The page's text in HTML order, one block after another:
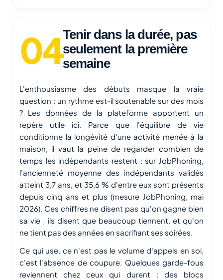
Tenir dans la durée, pas
seulement la première
semaine
L'enthousiasme des débuts masque la vraie
question : un rythme est-il soutenable sur des mois
? Les données de la plateforme apportent un
repère utile ici. Parce que l'équilibre de vie
conditionne la longévité d'une activité menée à la
maison, il vaut la peine de regarder combien de
temps les indépendants restent : sur JobPhoning,
l'ancienneté moyenne des indépendants validés
atteint 3,7 ans, et 35,6 % d'entre eux sont présents
depuis cinq ans et plus (mesure JobPhoning, mai
2026). Ces chiffres ne disent pas qu'on gagne bien
sa vie ; ils disent que beaucoup tiennent, et qu'on
ne tient pas des années en sacrifiant ses soirées.
Ce qui use, ce n'est pas le volume d'appels en soi,
c'est l'absence de coupure. Quelques garde-fous
reviennent chez ceux qui durent : des blocs